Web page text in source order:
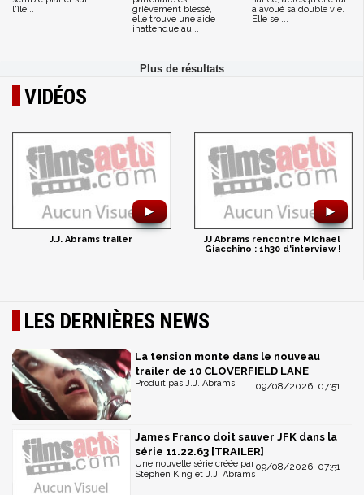
l'île...
grièvement blessé,
elle trouve une aide
inattendue au...
a avoué sa double vie.
Elle se ...
VIDÉOS
►
J.J. Abrams trailer
►
JJ Abrams rencontre Michael
Giacchino : 1h30 d'interview !
LES DERNIÈRES NEWS
La tension monte dans le nouveau
trailer de 10 CLOVERFIELD LANE
09/08/2026, 07:51
Produit pas J.J. Abrams
James Franco doit sauver JFK dans la
série 11.22.63 [TRAILER]
09/08/2026, 07:51
Une nouvelle série créée par
Stephen King et J.J. Abrams
!